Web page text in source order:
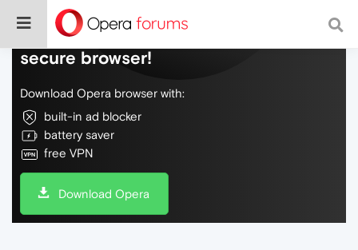
Do more on the web, with a fast and
secure browser!
Download Opera browser with:
built-in ad blocker
battery saver
free VPN
Download Opera